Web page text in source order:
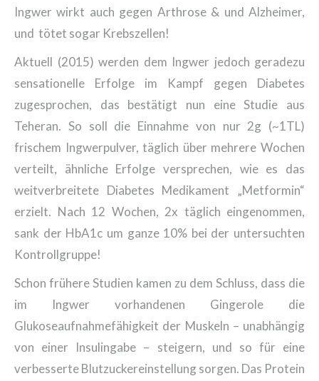
Ingwer wirkt auch gegen Arthrose & und Alzheimer,
und tötet sogar Krebszellen!
Aktuell (2015) werden dem Ingwer jedoch geradezu
sensationelle Erfolge im Kampf gegen Diabetes
zugesprochen, das bestätigt nun eine Studie aus
Teheran. So soll die Einnahme von nur 2g (~1TL)
frischem Ingwerpulver, täglich über mehrere Wochen
verteilt, ähnliche Erfolge versprechen, wie es das
weitverbreitete Diabetes Medikament „Metformin“
erzielt. Nach 12 Wochen, 2x täglich eingenommen,
sank der HbA1c um ganze 10% bei der untersuchten
Kontrollgruppe!
Schon frühere Studien kamen zu dem Schluss, dass die
im Ingwer vorhandenen Gingerole die
Glukoseaufnahmefähigkeit der Muskeln – unabhängig
von einer Insulingabe – steigern, und so für eine
verbesserte Blutzuckereinstellung sorgen. Das Protein